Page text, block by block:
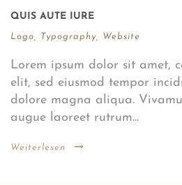
QUIS AUTE IURE
Logo Typography Website
Lorem ipsum dolor sit amet,
elit, sed eiusmod tempor
dolore magna aliqua.
augue laoreet rutrum...
Weiterlesen